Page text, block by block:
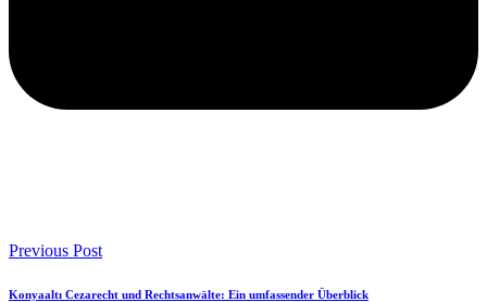
Previous Post
Konyaaltı Cezarecht und Rechtsanwälte: Ein umfassender Überblick